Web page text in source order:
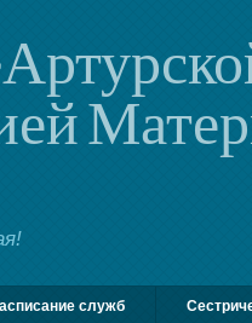
служб